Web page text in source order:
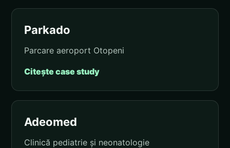
Parkado
Parcare aeroport Otopeni
Citește case study
Adeomed
Clinică pediatrie și neonatologie